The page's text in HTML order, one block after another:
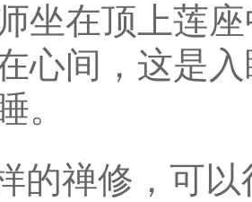
坐在顶上莲
心间，这是
。
的禅修，可